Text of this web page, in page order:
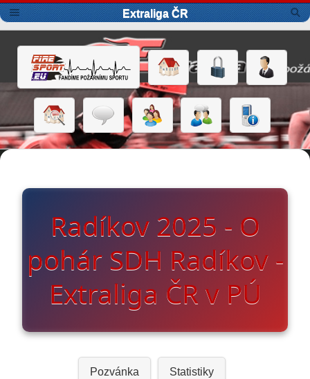
Extraliga ČR
Radíkov 2025 - O
pohár SDH Radíkov -
Extraliga ČR v PÚ
Pozvánka Statistiky